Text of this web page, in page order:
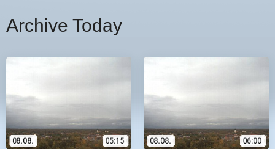
Archive Today